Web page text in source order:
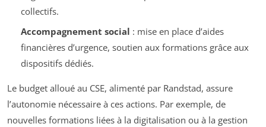
collectifs.
Accompagnement social : mise en place d’aides
financières d’urgence, soutien aux formations grâce aux
dispositifs dédiés.
Le budget alloué au CSE, alimenté par Randstad, assure
l’autonomie nécessaire à ces actions. Par exemple, de
nouvelles formations liées à la digitalisation ou à la gestion